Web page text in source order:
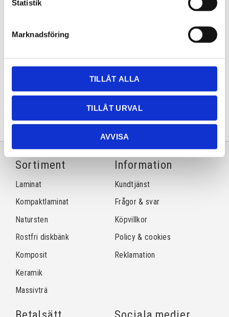
Statistik
Marknadsföring
TILLÅT ALLA
TILLÅT URVAL
AVVISA
Lagervara
Läs mer
caesarstone.se/catalogue/?
material=kvarts
Dela med dig
Facebook
TwitterLinkedInPinterest
Sortiment
Laminat
Kompaktlaminat
Natursten
Rostfri diskbänk
Komposit
Keramik
Massivträ
Information
Kundtjänst
Frågor & svar
Köpvillkor
Policy & cookies
Reklamation